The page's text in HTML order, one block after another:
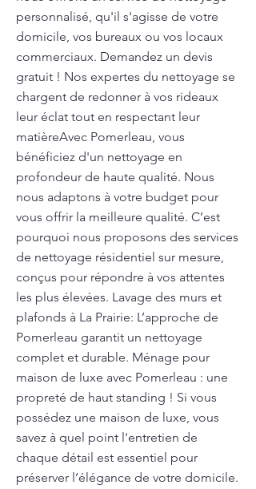
personnalisé, qu'il s'agisse de votre
domicile, vos bureaux ou vos locaux
commerciaux. Demandez un devis
gratuit ! Nos expertes du nettoyage se
chargent de redonner à vos rideaux
leur éclat tout en respectant leur
matièreAvec Pomerleau, vous
bénéficiez d'un nettoyage en
profondeur de haute qualité. Nous
nous adaptons à votre budget pour
vous offrir la meilleure qualité. C’est
pourquoi nous proposons des services
de nettoyage résidentiel sur mesure,
conçus pour répondre à vos attentes
les plus élevées. Lavage des murs et
plafonds à La Prairie: L’approche de
Pomerleau garantit un nettoyage
complet et durable. Ménage pour
maison de luxe avec Pomerleau : une
propreté de haut standing ! Si vous
possédez une maison de luxe, vous
savez à quel point l'entretien de
chaque détail est essentiel pour
préserver l’élégance de votre domicile.